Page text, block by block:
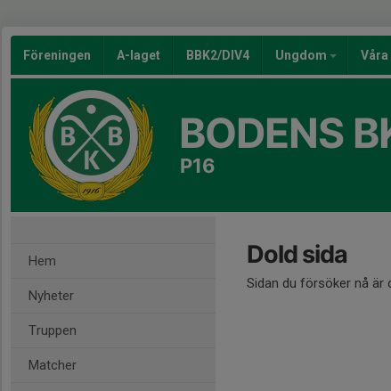
Föreningen A-laget BBK2/DIV4 Ungdom
BODENS
P16
Hem
Nyheter
Truppen
Matcher
Dold sida
Sidan du försöker nå är